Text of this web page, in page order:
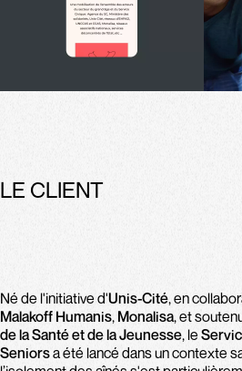
LE CLIENT
Né de l'initiative d'Unis-Cité, en
Malakoff Humanis, Monalisa, et
de la Santé et de la Jeunesse, le
Seniorsa été lancé dans un contexte